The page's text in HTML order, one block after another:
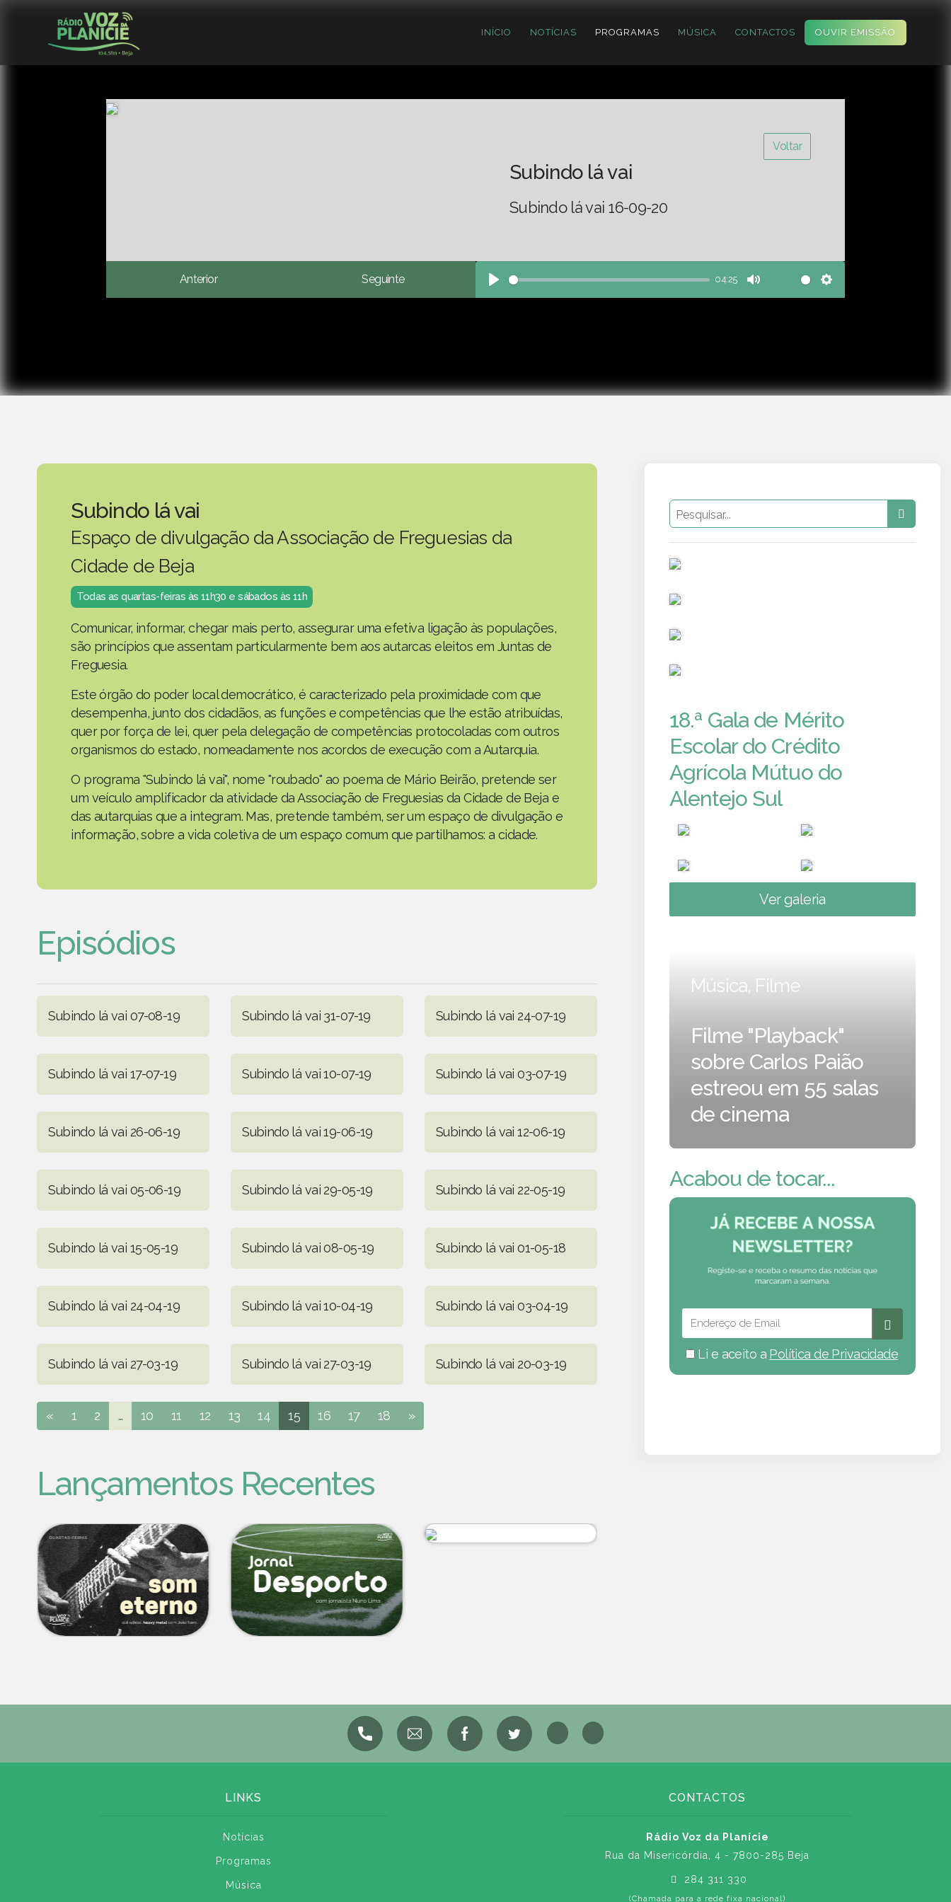
INÍCIO NOTÍCIAS PROGRAMAS MÚSICA CONTACTOS OUVIR EMISSÃO
Voltar
Subindo lá vai
Subindo lá vai 16-09-20
Anterior Seguinte
Play
04:25
Mute Settings
Subindo lá vai
Espaço de divulgação da Associação de Freguesias da
Cidade de Beja
Todas as quartas-feiras às 11h30 e sábados às 11h
Comunicar, informar, chegar mais perto, assegurar uma efetiva ligação às populações,
são princípios que assentam particularmente bem aos autarcas eleitos em Juntas de
Freguesia.
Este órgão do poder local democrático, é caracterizado pela proximidade com que
desempenha, junto dos cidadãos, as funções e competências que lhe estão atribuídas,
quer por força de lei, quer pela delegação de competências protocoladas com outros
organismos do estado, nomeadamente nos acordos de execução com a Autarquia.
O programa "Subindo lá vai", nome "roubado" ao poema de Mário Beirão, pretende ser
um veículo amplificador da atividade da Associação de Freguesias da Cidade de Beja e
das autarquias que a integram. Mas, pretende também, ser um espaço de divulgação e
informação, sobre a vida coletiva de um espaço comum que partilhamos: a cidade.
Episódios
Subindo lá vai 07-08-19 Subindo lá vai 31-07-19 Subindo lá vai 24-07-19
Subindo lá vai 17-07-19 Subindo lá vai 10-07-19 Subindo lá vai 03-07-19
Subindo lá vai 26-06-19 Subindo lá vai 19-06-19 Subindo lá vai 12-06-19
Subindo lá vai 05-06-19 Subindo lá vai 29-05-19 Subindo lá vai 22-05-19
Subindo lá vai 15-05-19 Subindo lá vai 08-05-19 Subindo lá vai 01-05-18
Subindo lá vai 24-04-19 Subindo lá vai 10-04-19 Subindo lá vai 03-04-19
Subindo lá vai 27-03-19 Subindo lá vai 27-03-19 Subindo lá vai 20-03-19
« 1 2 ... 10 11 12 13 14 15 16 17 18 »
Lançamentos Recentes
18.ª Gala de Mérito
Escolar do Crédito
Agrícola Mútuo do
Alentejo Sul
Ver galeria
Música, Filme
Filme "Playback"
sobre Carlos Paião
estreou em 55 salas
de cinema
Acabou de tocar...
Li e aceito a Política de Privacidade
LINKS
Notícias
Programas
Música
CONTACTOS
Rádio Voz da Planície
Rua da Misericórdia, 4 - 7800-285 Beja
284 311 330
(Chamada para a rede fixa nacional)